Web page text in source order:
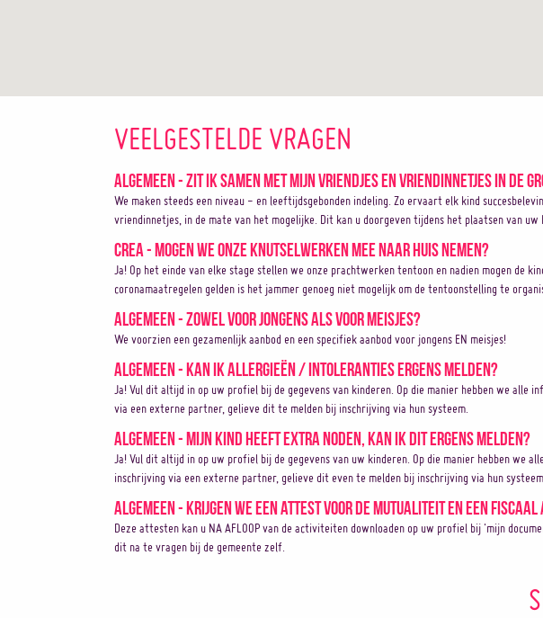
VEELGESTELDE VRAGEN
Algemeen - Zit ik samen met mijn vriendjes en vriendinnetjes in de
We maken steeds een niveau - en leeftijdsgebonden indeling. Zo ervaart elk kind
vriendinnetjes, in de mate van het mogelijke. Dit kan u doorgeven tijdens het plaatsen van uw
Crea - Mogen we onze knutselwerken mee naar huis nemen?
Ja! Op het einde van elke stage stellen we onze prachtwerken tentoon en nadien mogen de
coronamaatregelen gelden is het jammer genoeg niet mogelijk om de tentoonstelling te
Algemeen - Zowel voor jongens als voor meisjes?
We voorzien een gezamenlijk aanbod en een specifiek aanbod voor jongens EN meisjes!
Algemeen - Kan ik allergieën / intoleranties ergens melden?
Ja! Vul dit altijd in op uw profiel bij de gegevens van kinderen. Op die manier hebben we
via een externe partner, gelieve dit te melden bij inschrijving via hun systeem.
Algemeen - Mijn kind heeft extra noden, kan ik dit ergens melden?
Ja! Vul dit altijd in op uw profiel bij de gegevens van uw kinderen. Op die manier hebben we
inschrijving via een externe partner, gelieve dit even te melden bij inschrijving via hun
Algemeen - Krijgen we een attest voor de mutualiteit en een
Deze attesten kan u NA AFLOOP van de activiteiten downloaden op uw profiel bij 'mijn
dit na te vragen bij de gemeente zelf.